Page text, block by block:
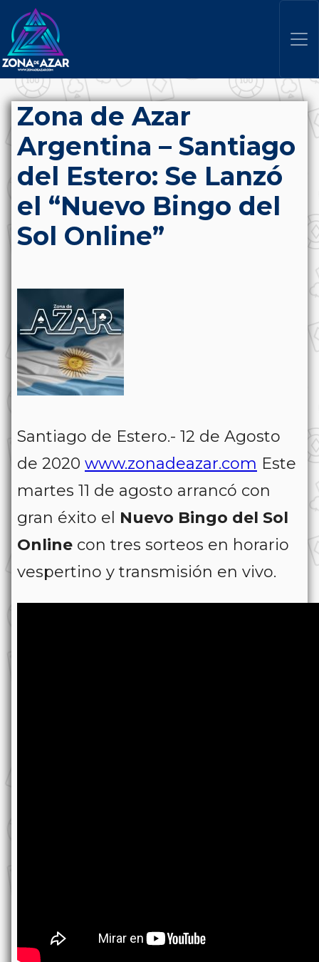
Zona de Azar
Argentina – Santiago
del Estero: Se Lanzó
el “Nuevo Bingo del
Sol Online”
Santiago de Estero.- 12 de Agosto
de 2020 www.zonadeazar.com Este
martes 11 de agosto arrancó con
gran éxito el Nuevo Bingo del Sol
Online con tres sorteos en horario
vespertino y transmisión en vivo.